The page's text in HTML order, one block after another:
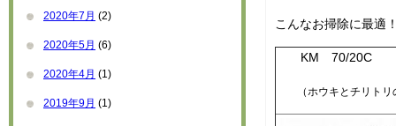
2020年7月 (2)
2020年5月 (6)
2020年4月 (1)
2019年9月 (1)
こんなお掃除に最適
KM 70/20C
（ホウキとチリトリ